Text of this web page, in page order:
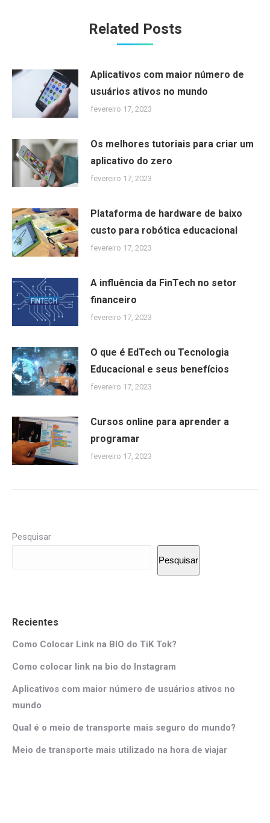
Related Posts
Aplicativos com maior número de
usuários ativos no mundo
fevereiro 17, 2023
Os melhores tutoriais para criar um
aplicativo do zero
fevereiro 17, 2023
Plataforma de hardware de baixo
custo para robótica educacional
fevereiro 17, 2023
A influência da FinTech no setor
financeiro
fevereiro 17, 2023
O que é EdTech ou Tecnologia
Educacional e seus benefícios
fevereiro 17, 2023
Cursos online para aprender a
programar
fevereiro 17, 2023
Pesquisar
Pesquisar
Recientes
Como Colocar Link na BIO do TiK Tok?
Como colocar link na bio do Instagram
Aplicativos com maior número de usuários ativos no
mundo
Qual é o meio de transporte mais seguro do mundo?
Meio de transporte mais utilizado na hora de viajar